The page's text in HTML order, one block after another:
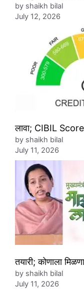
by shaikh bilal
July 12, 2026
लावा; CIBIL
by shaikh bilal
July 11, 2026
तयारी; कोणाला
by shaikh bilal
July 11, 2026